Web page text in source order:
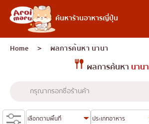
ค้นหาร้านอาหารญี่ปุ่น
อาหารญี่ปุ่น
ค้นหาร้านอาหาร
ค้นหาตามประเภทอาหาร
Home ＞ ผลการค้นหา นานา
ผลการค้นหา นานา